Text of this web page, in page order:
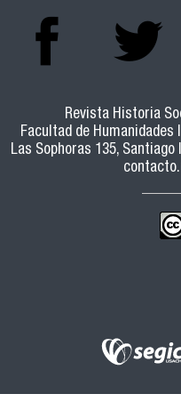
Revista Historia
Facultad de Humanidades
Las Sophoras 135,